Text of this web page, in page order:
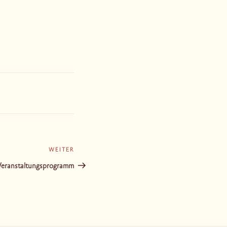
Beitrag
WEITER